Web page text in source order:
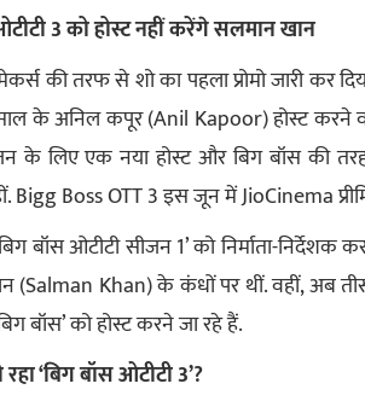
3 को होस्ट नहीं करेंगे सलमान खान
की तरफ से शो का पहला प्रोमो जारी कर
के अनिल कपूर (Anil Kapoor) होस्ट करने
के लिए एक नया होस्ट और बिग बॉस की
Bigg Boss OTT 3 इस जून में JioCinema
बॉस ओटीटी सीजन 1’ को निर्माता-
(Salman Khan) के कंधों पर थीं. वहीं, अब
बॉस’ को होस्ट करने जा रहे हैं.
‘बिग बॉस ओटीटी 3’?